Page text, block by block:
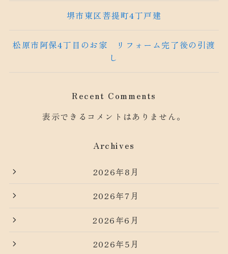
堺市東区菩提町4丁戸建
松原市阿保4丁目のお家 リフォーム完了後の引渡
し
Recent Comments
表示できるコメントはありません。
Archives
2026年8月
2026年7月
2026年6月
2026年5月